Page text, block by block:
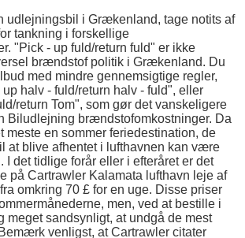
udlejningsbil i Grækenland, tage notits af
tankning i forskellige
"Pick - up fuld/return fuld" er ikke
brændstof politik i Grækenland. Du
med mindre gennemsigtige regler,
halv - fuld/return halv - fuld", eller
return Tom", som gør det vanskeligere
Biludlejning brændstofomkostninger. Da
meste en sommer feriedestination, de
at blive afhentet i lufthavnen kan være
I det tidlige forår eller i efteråret er det
på Cartrawler Kalamata lufthavn leje af
omkring 70 £ for en uge. Disse priser
men, ved at bestille i
meget sandsynligt, at undgå de mest
venligst, at Cartrawler citater